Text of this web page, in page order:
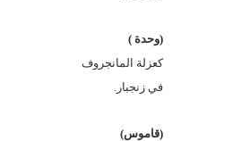
(وحدة )
كعزلة المانجروف
في زنجبار.
(قاموس)